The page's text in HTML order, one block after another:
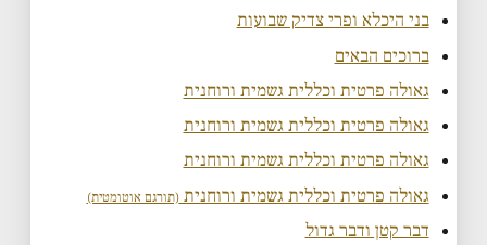
בני היכלא ופרי צדיק שבועות
ברוכים הבאים
גאולה פרטית וכללית גשמית ורוחנית
גאולה פרטית וכללית גשמית ורוחנית
גאולה פרטית וכללית גשמית ורוחנית
גאולה פרטית וכללית גשמית ורוחנית(תורגם אוטומטית)
דבר קטן ודבר גדול